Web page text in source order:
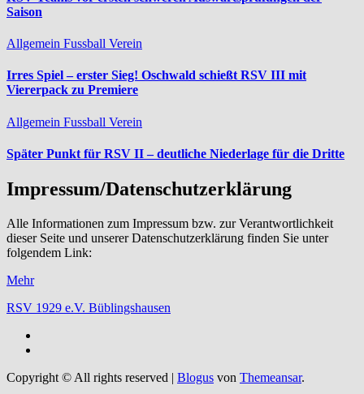
Saison
Allgemein Fussball Verein
Irres Spiel – erster Sieg! Oschwald schießt RSV III mit
Viererpack zu Premiere
Allgemein Fussball Verein
Später Punkt für RSV II – deutliche Niederlage für die Dritte
Impressum/Datenschutzerklärung
Alle Informationen zum Impressum bzw. zur Verantwortlichkeit
dieser Seite und unserer Datenschutzerklärung finden Sie unter
folgendem Link:
Mehr
RSV 1929 e.V. Büblingshausen
Copyright © All rights reserved | Blogus von Themeansar.